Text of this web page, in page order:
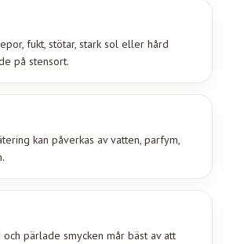
fukt, stötar, stark sol eller hård
på stensort.
kan påverkas av vatten, parfym,
och pärlade smycken mår bäst av att